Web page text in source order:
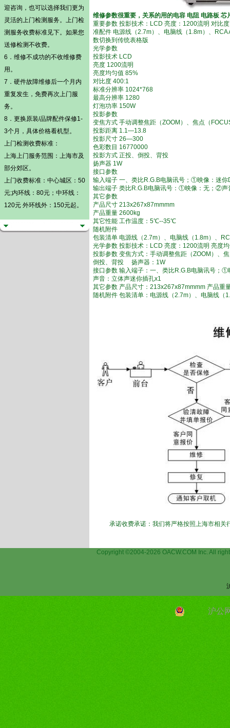
迎咨询，也可以选择我们更为
灵活的上门检测 服务。 上门检
测 服务收费标准见下。如果您
送修检测不收费。
6．维修不成功的不收维修费
用。
7．硬件故障维修后一个月内
重复发生，免费再次上门服
务。
8．更换原装/品牌配件保修1-
3个月，具体价格看机型。
上门检测收费标准：
上海上门服务范围：上海市及
部分郊区。
上门收费标准：中心城区：50
元;内环线：80元；中环线：
120元 外环线外：150元起。
维修参数很重要，关系的用的电容 电阻 电路板 芯
重要参数 投影技术：LCD 亮度：1200流明 对
准配件 电源线（2.7m）、电脑线（1.8m）、
数切换到传统表格版
光学参数
投影技术 LCD
亮度 1200流明
亮度均匀值 85%
对比度 400:1
标准分辨率 1024*768
最高分辨率 1280
灯泡功率 150W
投影参数
变焦方式 手动调整焦距（ZOOM）、焦点（
投影距离 1.1—13.8
投影尺寸 26—300
色彩数目 16770000
投影方式 正投、倒投、背投
扬声器 1W
接口参数
输入端子 一、类比R.G.B电脑讯号；①映像：迷
输出端子 类比R.G.B电脑讯号：①映像：无；②声
其它参数
产品尺寸 213x267x87mmmm
产品重量 2600kg
其它性能 工作温度：5℃--35℃
随机附件
包装清单 电源线（2.7m）、电脑线（1.8m）、
光学参数 投影技术：LCD 亮度：1200流明 亮
投影参数 变焦方式：手动调整焦距（ZOOM
倒投、背投 扬声器：1W
接口参数 输入端子：一、类比R.G.B电脑讯号
声音：立体声迷你插孔x1
其它参数 产品尺寸：213x267x87mmmm 产品
随机附件 包装清单：电源线（2.7m）、电脑线（
承诺收费承诺：我们将严格按照上海市相关
Copyright ©2004-2026 OACW.COM Inc. All
沪公